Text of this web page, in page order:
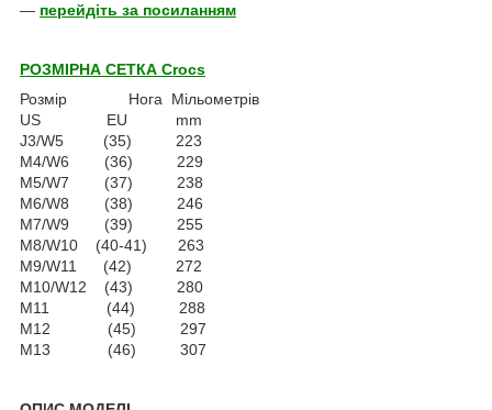
— перейдіть за посиланням
РОЗМІРНА СЕТКА Crocs
Розмір Нога Мільометрів
US EU mm
J3/W5 (35) 223
M4/W6 (36) 229
M5/W7 (37) 238
M6/W8 (38) 246
M7/W9 (39) 255
M8/W10 (40-41) 263
M9/W11 (42) 272
M10/W12 (43) 280
M11 (44) 288
M12 (45) 297
M13 (46) 307